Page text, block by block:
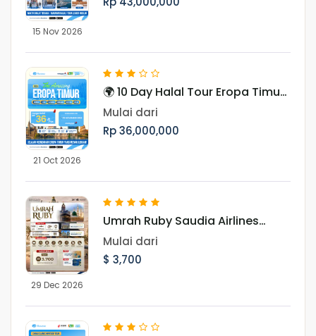
15 Nov 2026
21 Oct 2026
🌍 10 Day Halal Tour Eropa Timur
Periode Oktober & November
Mulai dari
Rp 36,000,000
29 Dec 2026
Umrah Ruby Saudia Airlines
Landing Madinah 29 Desember
2026
Mulai dari
$ 3,700